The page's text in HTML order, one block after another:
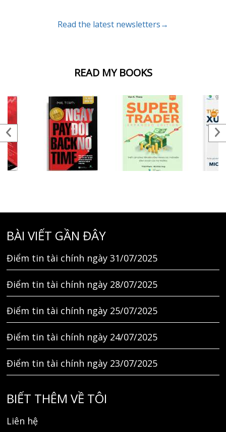
READ MY BOOKS
Read the latest newsletters→
BÀI VIẾT GẦN ĐÂY
Điểm tin tài chính ngày 31/07/2025
Điểm tin tài chính ngày 28/07/2025
Điểm tin tài chính ngày 25/07/2025
Điểm tin tài chính ngày 24/07/2025
Điểm tin tài chính ngày 23/07/2025
BIẾT THÊM VỀ TÔI
Liên hệ